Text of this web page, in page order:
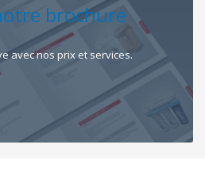
brochure
avec nos prix et services.